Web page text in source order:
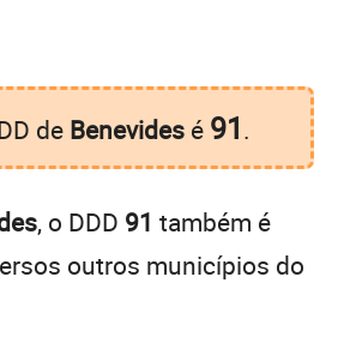
de Benevides é 91.
, o DDD 91 também é
outros municípios do